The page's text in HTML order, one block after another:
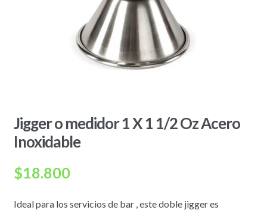
Jigger o medidor 1 X 1 1/2 Oz Acero
Inoxidable
$18.800
Ideal para los servicios de bar , este doble jigger es